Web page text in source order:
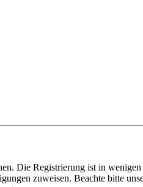
Die Registrierung ist in
zuweisen. Beachte bitte